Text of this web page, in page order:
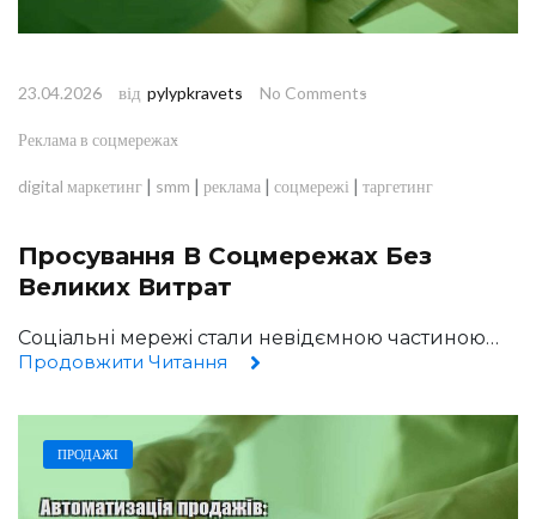
23.04.2026 від pylypkravets No Comments
Реклама в соцмережах
digital маркетинг | smm | реклама | соцмережі | таргетинг
Просування В Соцмережах Без
Великих Витрат
Соціальні мережі стали невідємною частиною…
Продовжити Читання
ПРОДАЖІ